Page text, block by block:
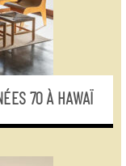
70 À HAWAÏ